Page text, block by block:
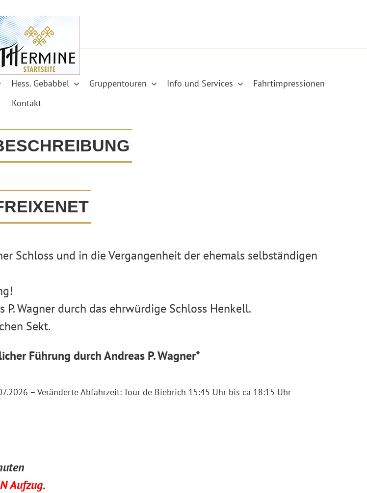
Hess. Gebabbel Gruppentouren Info und Services
Fahrtimpressionen
Kontakt
Schloss und in die Vergangenheit der ehemals selbständigen
Wagner durch das ehrwürdige Schloss Henkell.
Sekt.
Führung durch Andreas P. Wagner*
– Veränderte Abfahrzeit:Tour de Biebrich 15:45 Uhr bis ca 18:15 Uhr
Aufzug.